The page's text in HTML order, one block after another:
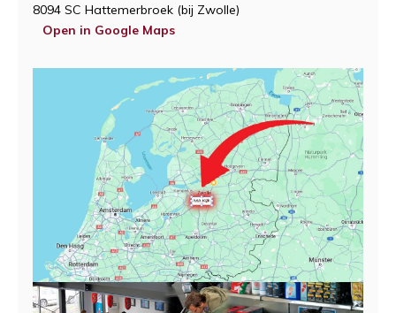
8094 SC Hattemerbroek (bij Zwolle)
Open in Google Maps